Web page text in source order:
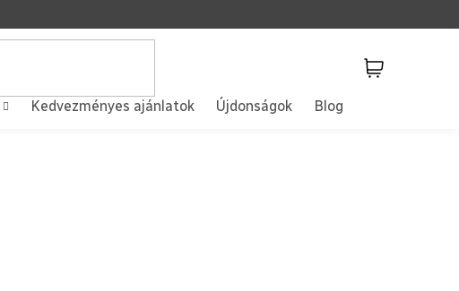
Kedvezményes ajánlatok Újdonságok Blog